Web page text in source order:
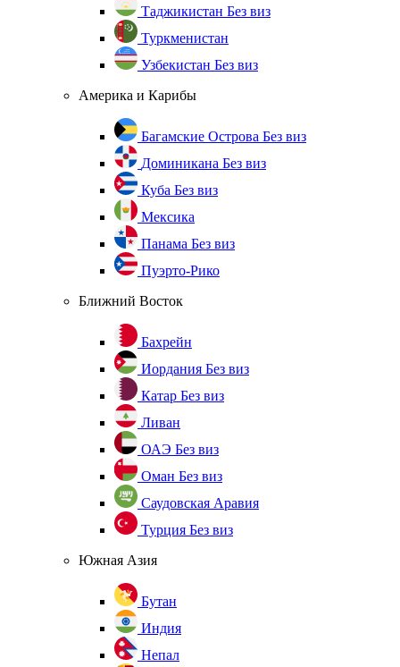
Таджикистан Без виз
Туркменистан
Узбекистан Без виз
Америка и Карибы
Багамские Острова Без виз
Доминикана Без виз
Куба Без виз
Мексика
Панама Без виз
Пуэрто-Рико
Ближний Восток
Бахрейн
Иордания Без виз
Катар Без виз
Ливан
ОАЭ Без виз
Оман Без виз
Саудовская Аравия
Турция Без виз
Южная Азия
Бутан
Индия
Непал